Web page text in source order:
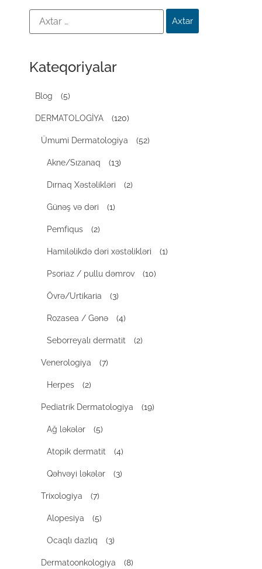
Kateqoriyalar
Blog (5)
DERMATOLOGİYA (120)
Ümumi Dermatologiya (52)
Akne/Sızanaq (13)
Dırnaq Xəstəlikləri (2)
Günəş və dəri (1)
Pemfiqus (2)
Hamiləlikdə dəri xəstəlikləri (1)
Psoriaz / pullu dəmrov (10)
Övrə/Urtikaria (3)
Rozasea / Gənə (4)
Seborreyalı dermatit (2)
Venerologiya (7)
Herpes (2)
Pediatrik Dermatologiya (19)
Ağ ləkələr (5)
Atopik dermatit (4)
Qəhvəyi ləkələr (3)
Trixologiya (7)
Alopesiya (5)
Ocaqlı dazlıq (3)
Dermatoonkologiya (8)